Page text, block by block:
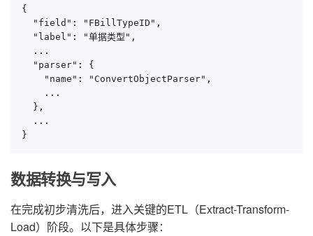
{
  "field": "FBillTypeID",
  "label": "单据类型",
  ...
  "parser": {
    "name": "ConvertObjectParser",
    ...
  },
  ...
}
数据转换与写入
在完成初步清洗后，进入关键的ETL（Extract-Transform-
Load）阶段。以下是具体步骤：